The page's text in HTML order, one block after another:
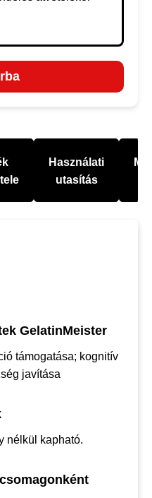
Használati
utasítás
GelatinMeister
támogatása; kognitív
javítása
nélkül kapható.